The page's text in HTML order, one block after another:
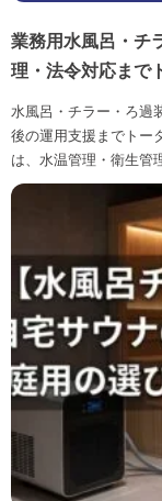
業務用水風呂・チ
理・法令対応まで
水風呂・チラー・ろ過
後の運用支援までトー
は、水温管理・衛生管